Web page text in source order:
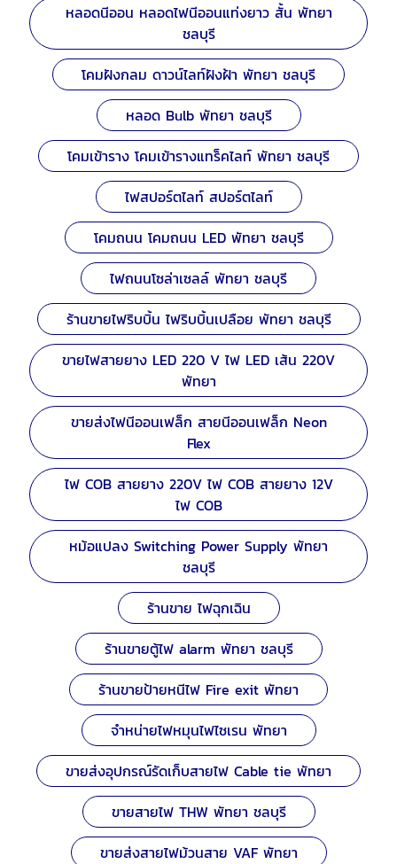
หลอดนีออน หลอดไฟนีออนแท่งยาว สั้น พัทยา
ชลบุรี
โคมฝังกลม ดาวน์ไลท์ฝังฝ้า พัทยา ชลบุรี
หลอด Bulb พัทยา ชลบุรี
โคมเข้าราง โคมเข้ารางแทร็คไลท์ พัทยา ชลบุรี
ไฟสปอร์ตไลท์ สปอร์ตไลท์
โคมถนน โคมถนน LED พัทยา ชลบุรี
ไฟถนนโซล่าเซลล์ พัทยา ชลบุรี
ร้านขายไฟริบบิ้น ไฟริบบิ้นเปลือย พัทยา ชลบุรี
ขายไฟสายยาง LED 220 V ไฟ LED เส้น 220V
พัทยา
ขายส่งไฟนีออนเฟล็ก สายนีออนเฟล็ก Neon
Flex
ไฟ COB สายยาง 220V ไฟ COB สายยาง 12V
ไฟ COB
หม้อแปลง Switching Power Supply พัทยา
ชลบุรี
ร้านขาย ไฟฉุกเฉิน
ร้านขายตู้ไฟ alarm พัทยา ชลบุรี
ร้านขายป้ายหนีไฟ Fire exit พัทยา
จำหน่ายไฟหมุนไฟไซเรน พัทยา
ขายส่งอุปกรณ์รัดเก็บสายไฟ Cable tie พัทยา
ขายสายไฟ THW พัทยา ชลบุรี
ขายส่งสายไฟม้วนสาย VAF พัทยา